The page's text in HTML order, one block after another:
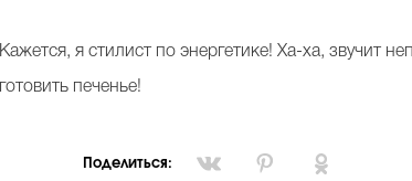
Кажется, я стилист по энергетике! Ха-ха, звучит
готовить печенье!
Поделиться: